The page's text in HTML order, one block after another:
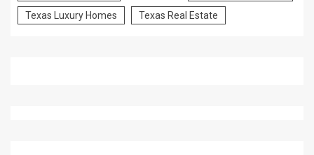
Texas Luxury Homes Texas Real Estate